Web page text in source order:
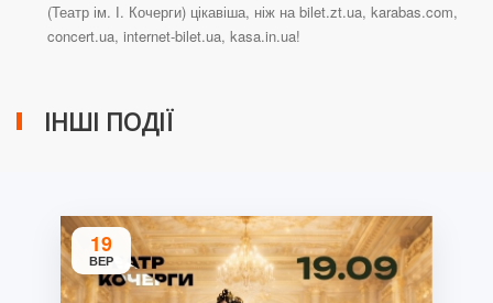
(Театр ім. І. Кочерги) цікавіша, ніж на bilet.zt.ua, karabas.com,
concert.ua, internet-bilet.ua, kasa.in.ua!
ІНШІ ПОДІЇ
19
ВЕР